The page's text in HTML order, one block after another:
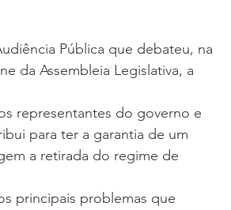
Pública que debateu, na
da Assembleia Legislativa, a
representantes do governo e
para ter a garantia de um
a retirada do regime de
principais problemas que